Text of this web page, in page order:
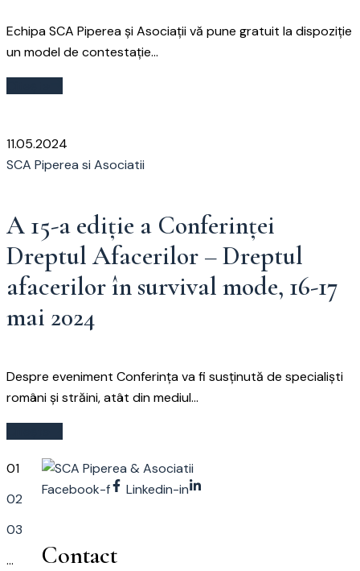
Echipa SCA Piperea și Asociații vă pune gratuit la dispoziție
un model de contestație...
11.05.2024
SCA Piperea si Asociatii
A 15-a ediție a Conferinței
Dreptul Afacerilor – Dreptul
afacerilor în survival mode, 16-17
mai 2024
Despre eveniment Conferința va fi susținută de specialiști
români și străini, atât din mediul...
01
02
03
…
Facebook-f Linkedin-in
Contact